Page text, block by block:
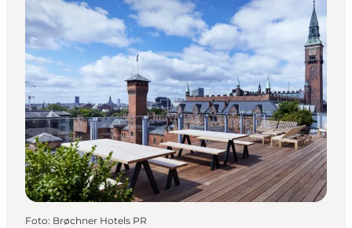
Foto: Brøchner Hotels PR